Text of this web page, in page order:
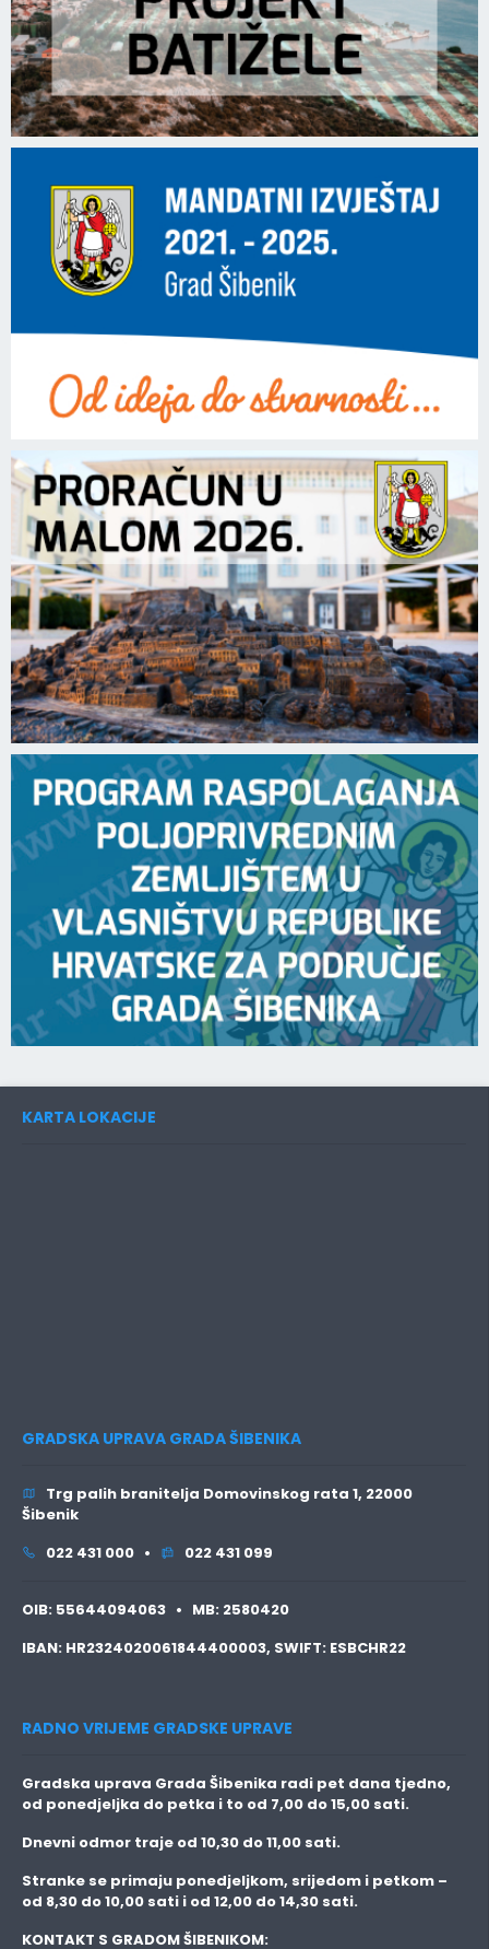
KARTA LOKACIJE
GRADSKA UPRAVA GRADA ŠIBENIKA
Trg palih branitelja Domovinskog rata 1, 22000
Šibenik
022 431 000 •
022 431 099
OIB: 55644094063 • MB: 2580420
IBAN: HR2324020061844400003, SWIFT: ESBCHR22
RADNO VRIJEME GRADSKE UPRAVE
Gradska uprava Grada Šibenika radi pet dana tjedno,
od ponedjeljka do petka i to od 7,00 do 15,00 sati.
Dnevni odmor traje od 10,30 do 11,00 sati.
Stranke se primaju ponedjeljkom, srijedom i petkom –
od 8,30 do 10,00 sati i od 12,00 do 14,30 sati.
KONTAKT S GRADOM ŠIBENIKOM: